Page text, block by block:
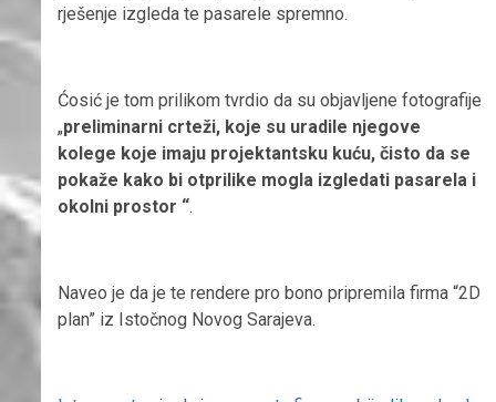
rješenje izgleda te pasarele spremno.
Ćosić je tom prilikom tvrdio da su objavljene fotografije
„preliminarni crteži, koje su uradile njegove
kolege koje imaju projektantsku kuću, čisto da se
pokaže kako bi otprilike mogla izgledati pasarela i
okolni prostor “.
Naveo je da je te rendere pro bono pripremila firma “2D
plan” iz Istočnog Novog Sarajeva.